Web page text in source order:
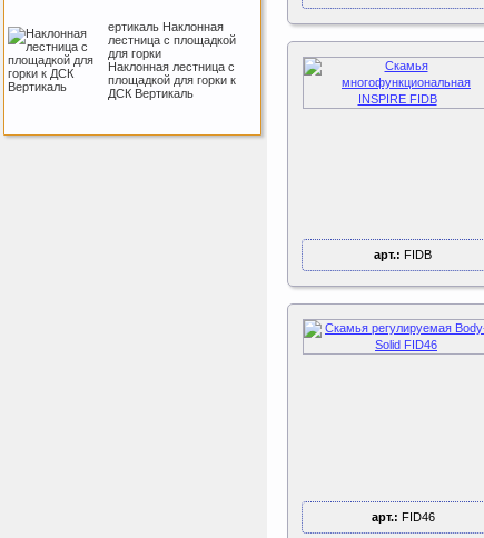
арт.: FIDB
арт.: FID46
ертикаль Наклонная
лестница с площадкой
для горки
Наклонная лестница с
площадкой для горки к
ДСК Вертикаль